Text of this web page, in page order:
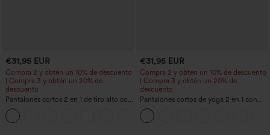
€31,95 EUR
Compra 2 y obtén un 10% de descuento
| Compra 3 y obtén un 20% de
descuento
Pantalones cortos 2 en 1 de tiro alto con
bolsillo interior y trasero
€31,95 EUR
Compra 2 y obtén un 10% de descuento
| Compra 3 y obtén un 20% de
descuento
Pantalones cortos de yoga 2 en 1 con
bolsillo trasero de talle muy alto y
bolsillo lateral oculto de 5&#39;&#39;
de longitud más larga